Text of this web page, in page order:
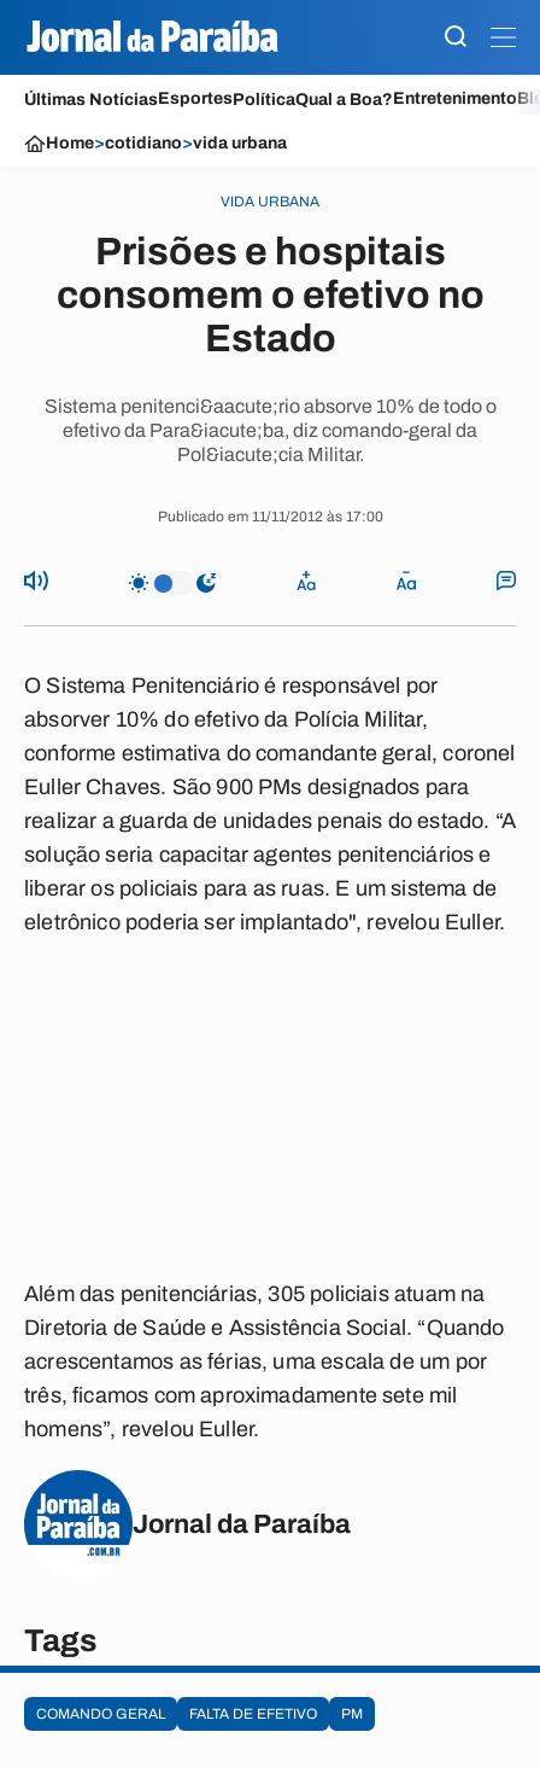
Últimas NotíciasEsportesPolíticaQual a Boa?Entretenimento
Home>cotidiano>vida urbana
VIDA URBANA
Prisões e hospitais
consomem o efetivo no
Estado
Sistema penitenci&aacute;rio absorve 10% de todo o
efetivo da Para&iacute;ba, diz comando-geral da
Pol&iacute;cia Militar.
Publicado em 11/11/2012 às 17:00
O Sistema Penitenciário é responsável por
absorver 10% do efetivo da Polícia Militar,
conforme estimativa do comandante geral, coronel
Euller Chaves. São 900 PMs designados para
realizar a guarda de unidades penais do estado. “A
solução seria capacitar agentes penitenciários e
liberar os policiais para as ruas. E um sistema de
eletrônico poderia ser implantado", revelou Euller.
Além das penitenciárias, 305 policiais atuam na
Diretoria de Saúde e Assistência Social. “Quando
acrescentamos as férias, uma escala de um por
três, ficamos com aproximadamente sete mil
homens”, revelou Euller.
Jornal da Paraíba
Tags
COMANDO GERAL FALTA DE EFETIVO PM